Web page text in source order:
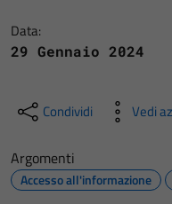
Data:
29 Gennaio 2024
Condividi Vedi
Argomenti
Accesso all'informazione